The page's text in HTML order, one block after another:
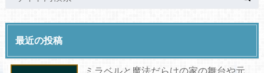
最近の投稿
ミラベルと魔法だらけの家の舞台や元